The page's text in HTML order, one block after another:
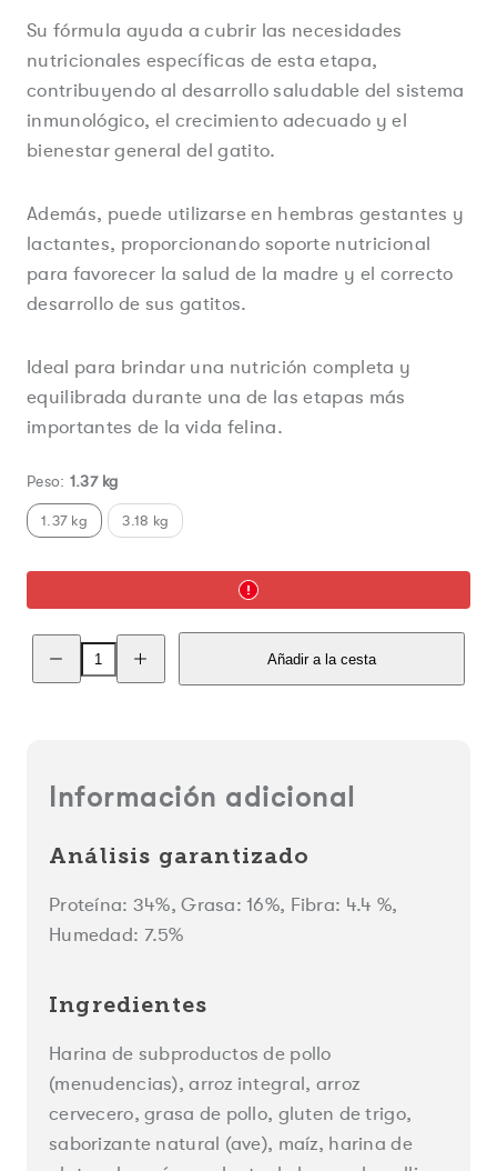
Su fórmula ayuda a cubrir las necesidades
nutricionales específicas de esta etapa,
contribuyendo al desarrollo saludable del sistema
inmunológico, el crecimiento adecuado y el
bienestar general del gatito.
Además, puede utilizarse en hembras gestantes y
lactantes, proporcionando soporte nutricional
para favorecer la salud de la madre y el correcto
desarrollo de sus gatitos.
Ideal para brindar una nutrición completa y
equilibrada durante una de las etapas más
importantes de la vida felina.
Peso: 1.37 kg
1.37 kg 3.18 kg
Reducir
la
cantidad
Alimento
para
en
Crecimiento
la
cantidad
Alimento
para
en
Crecimiento
Añadir a la cesta
Información adicional
Análisis garantizado
Proteína: 34%, Grasa: 16%, Fibra: 4.4 %,
Humedad: 7.5%
Ingredientes
Harina de subproductos de pollo
(menudencias), arroz integral, arroz
cervecero, grasa de pollo, gluten de trigo,
saborizante natural (ave), maíz, harina de